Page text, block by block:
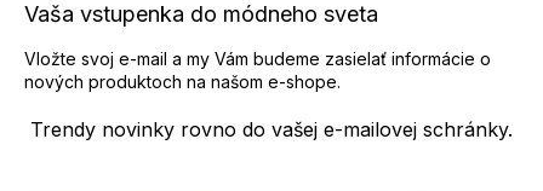
Trendy novinky rovno do vašej e-mailovej schránky.
Vaša vstupenka do módneho sveta
Vložte svoj e-mail a my Vám budeme zasielať informácie o
nových produktoch na našom e-shope.